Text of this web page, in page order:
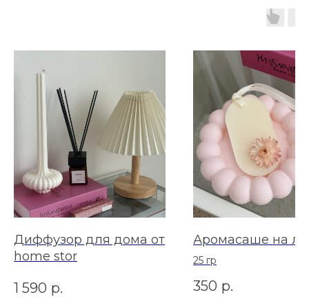
Диффузор для дома от
home stor
1 590 р.
Аромасаше на
25 гр
350 р.